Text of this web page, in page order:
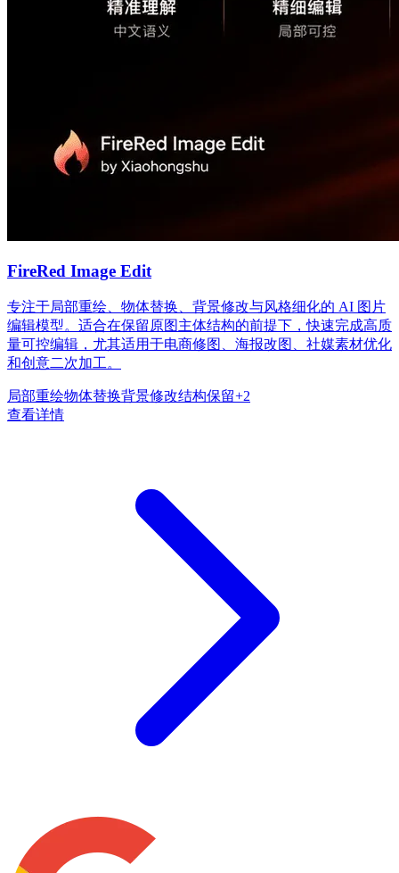
FireRed Image Edit
专注于局部重绘、物体替换、背景修改与风格细化的 AI 图片
编辑模型。适合在保留原图主体结构的前提下，快速完成高质
量可控编辑，尤其适用于电商修图、海报改图、社媒素材优化
和创意二次加工。
局部重绘物体替换背景修改结构保留+2
查看详情